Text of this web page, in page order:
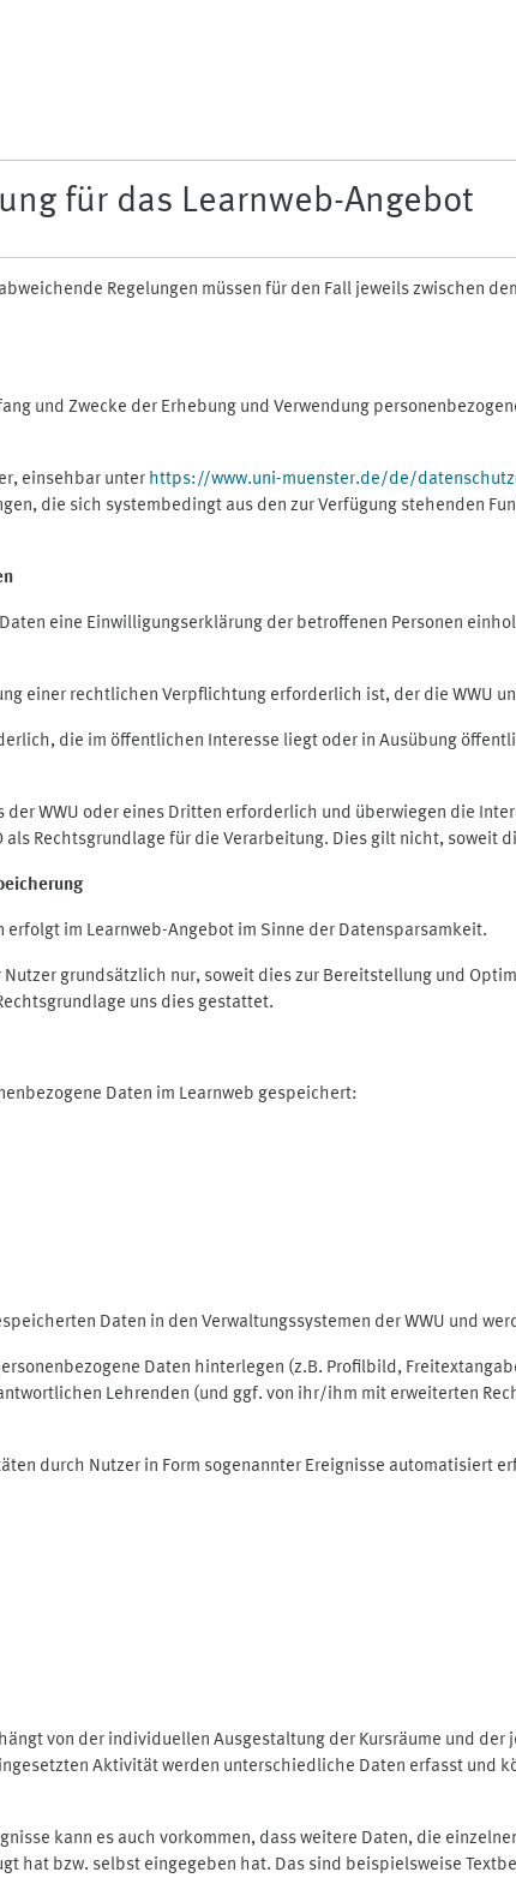
für das Learnweb-Angebot
Regelungen müssen für den Fall jeweils zwischen
und Zwecke der Erhebung und Verwendung
einsehbar unter https://www.uni-muenster.de/de/
die sich systembedingt aus den zur Verfügung stehenden
eine Einwilligungserklärung der betroffenen Personen
einer rechtlichen Verpflichtung erforderlich ist, der die WWU
die im öffentlichen Interesse liegt oder in Ausübung
WWU oder eines Dritten erforderlich und überwiegen die
Rechtsgrundlage für die Verarbeitung. Dies gilt nicht,
im Learnweb-Angebot im Sinne der Datensparsamkeit.
grundsätzlich nur, soweit dies zur Bereitstellung und
uns dies gestattet.
Daten im Learnweb gespeichert:
Daten in den Verwaltungssystemen der WWU und
Daten hinterlegen (z.B. Profilbild,
Lehrenden (und ggf. von ihr/ihm mit erweiterten
durch Nutzer in Form sogenannter Ereignisse automatisiert
von der individuellen Ausgestaltung der Kursräume und
Aktivität werden unterschiedliche Daten erfasst und
kann es auch vorkommen, dass weitere Daten, die
hat bzw. selbst eingegeben hat. Das sind beispielsweise